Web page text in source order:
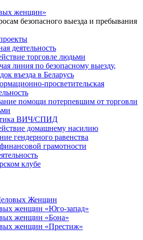
женщин»
безопасного выезда и пребывания
деятельность
торговле людьми
линия по безопасному выезду,
въезда в Беларусь
просветительская
помощи потерпевшим от торговли
ВИЧ/СПИД
домашнему насилию
гендерного равенства
грамотности
клубе
Женщин
женщин «Юго-запад»
женщин «Бона»
женщин «Престиж»